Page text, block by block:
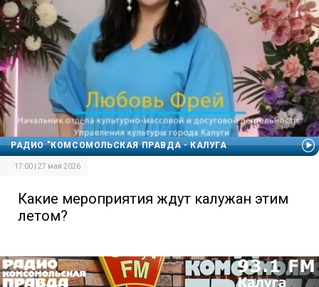
РАДИО "КОМСОМОЛЬСКАЯ ПРАВДА - КАЛУГА
17:00 | 27 мая 2026
Какие мероприятия ждут калужан этим
летом?